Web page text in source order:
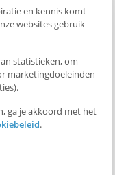
en kennis komt
websites gebruik
statistieken, om
marketingdoeleinden
ga je akkoord met het
.
Downloaden